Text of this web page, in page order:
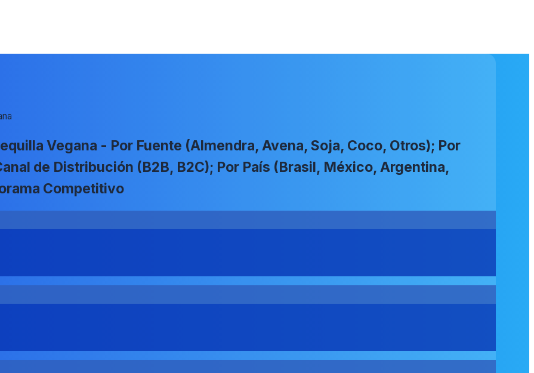
Vegana - Por Fuente (Almendra, Avena, Soja, Coco, Otros); Por
de Distribución (B2B, B2C); Por País (Brasil, México, Argentina,
Competitivo